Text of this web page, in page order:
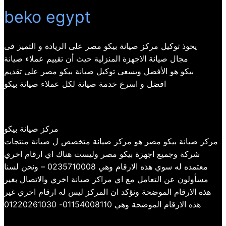
beko egypt
يحوذ توكيل مركز صيانة بيكو مصر على الريادة و التميز فى
مجال صيانة الاجهزة المنزلية حيث أن تقييم عملاء صيانة
بيكو هو الأفضل ويسعى توكيل صيانة بيكو مصر على تقديم
افضل و اسرع خدمة صيانة لكل عملاء صيانة بيكو
مركز صيانة بيكو
مركز صيانة بيكو مصر هو مركز صيانة متخصص ل صيانة منتجات
شركة وجميع اجهزة بيكو مصر وليست هناك اي ارقام اخري
معتمده له سوي هذه الارقام وهي 0235710008 – ونحن لسنا
مسأولون عن التعامل مع اي مراكز صيانة اخري والاتصال بغير
هذه الارقام الموضحة ونؤكد ان المركز ليس له ارقام اخري غير
هذه الارقام الموضحة وهي 01154008110- 01220261030